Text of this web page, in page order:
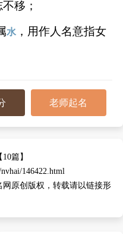
移；
水，用作人名意指女
老师起名
篇】
146422.html
原创版权，转载请以链接形